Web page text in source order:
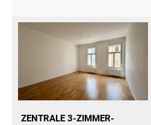
ZENTRALE 3-ZIMMER-